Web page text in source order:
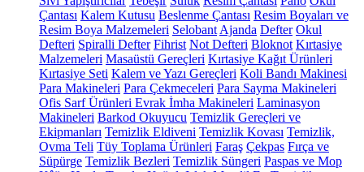
Çantası Kalem Kutusu Beslenme Çantası Resim Boyaları ve
Resim Boya Malzemeleri Selobant Ajanda Defter Okul
Defteri Spiralli Defter Fihrist Not Defteri Bloknot Kırtasiye
Malzemeleri Masaüstü Gereçleri Kırtasiye Kağıt Ürünleri
Kırtasiye Seti Kalem ve Yazı Gereçleri Koli Bandı Makinesi
Para Makineleri Para Çekmeceleri Para Sayma Makineleri
Ofis Sarf Ürünleri Evrak İmha Makineleri Laminasyon
Makineleri Barkod Okuyucu Temizlik Gereçleri ve
Ekipmanları Temizlik Eldiveni Temizlik Kovası Temizlik,
Ovma Teli Tüy Toplama Ürünleri Faraş Çekpas Fırça ve
Süpürge Temizlik Bezleri Temizlik Süngeri Paspas ve Mop